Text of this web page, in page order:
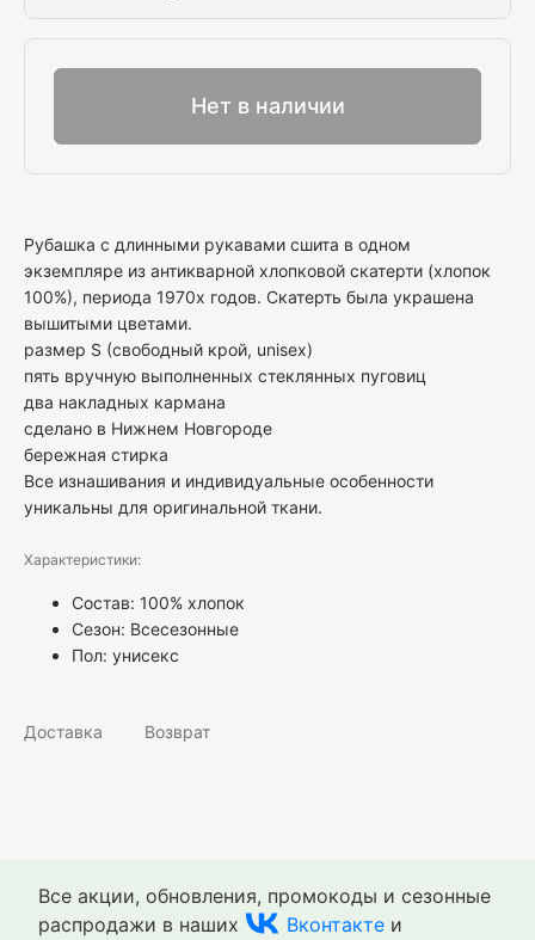
Нет в наличии
Рубашка с длинными рукавами сшита в одном
экземпляре из антикварной хлопковой скатерти (хлопок
100%), периода 1970х годов. Скатерть была украшена
вышитыми цветами.
размер S (свободный крой, unisex)
пять вручную выполненных стеклянных пуговиц
два накладных кармана
сделано в Нижнем Новгороде
бережная стирка
Все изнашивания и индивидуальные особенности
уникальны для оригинальной ткани.
Характеристики:
Состав: 100% хлопок
Сезон: Всесезонные
Пол: унисекс
Доставка Возврат
Все акции, обновления, промокоды и сезонные
распродажи в наших
Вконтакте и